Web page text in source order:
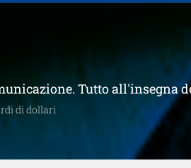
Tutto all'insegna
di dollari